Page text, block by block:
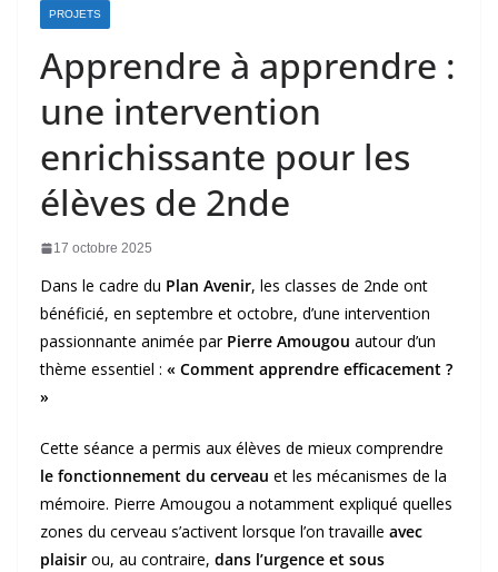
PROJETS
Apprendre à apprendre :
une intervention
enrichissante pour les
élèves de 2nde
17 octobre 2025
Dans le cadre du Plan Avenir, les classes de 2nde ont
bénéficié, en septembre et octobre, d’une intervention
passionnante animée par Pierre Amougou autour d’un
thème essentiel : « Comment apprendre efficacement ?
»
Cette séance a permis aux élèves de mieux comprendre
le fonctionnement du cerveau et les mécanismes de la
mémoire. Pierre Amougou a notamment expliqué quelles
zones du cerveau s’activent lorsque l’on travaille avec
plaisir ou, au contraire, dans l’urgence et sous